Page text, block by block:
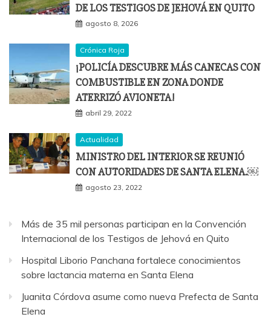
DE LOS TESTIGOS DE JEHOVÁ EN QUITO
agosto 8, 2026
Crónica Roja
¡POLICÍA DESCUBRE MÁS CANECAS CON
COMBUSTIBLE EN ZONA DONDE
ATERRIZÓ AVIONETA!
abril 29, 2022
Actualidad
MINISTRO DEL INTERIOR SE REUNIÓ
CON AUTORIDADES DE SANTA ELENA.￼
agosto 23, 2022
Más de 35 mil personas participan en la Convención
Internacional de los Testigos de Jehová en Quito
Hospital Liborio Panchana fortalece conocimientos
sobre lactancia materna en Santa Elena
Juanita Córdova asume como nueva Prefecta de Santa
Elena